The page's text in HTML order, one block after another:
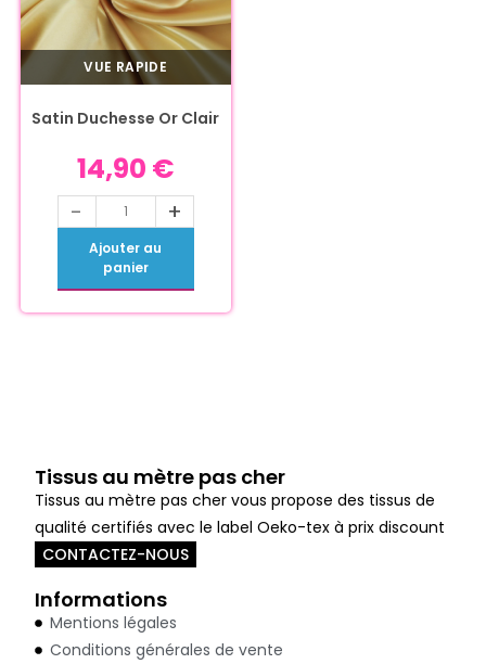
VUE RAPIDE
Satin Duchesse Or Clair
14,90 €
- +
Ajouter au
panier
Tissus au mètre pas cher
Tissus au mètre pas cher vous propose des tissus de
qualité certifiés avec le label Oeko-tex à prix discount
CONTACTEZ-NOUS
Informations
Mentions légales
Conditions générales de vente